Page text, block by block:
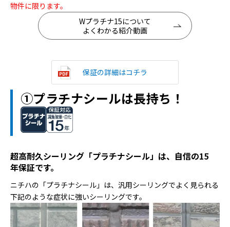
物件に限ります。
Wプラチナ15について
よくわかる紹介動画
保証の詳細はコチラ
①プラチナシールは長持ち！
超高耐久シーリング「プラチナシール」は、自信の15
年保証です。
ニチハの「プラチナシール」は、汎用シーリングでよく見られる
下記のような症状に強いシーリングです。